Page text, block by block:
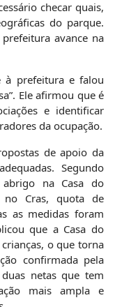
checar quais,
do parque.
avance na
à prefeitura e falou
Ele afirmou que é
e identificar
da ocupação.
de apoio da
Segundo
na Casa do
no Cras, quota de
as medidas foram
que a Casa do
o que torna
confirmada pela
netas que tem
mais ampla e